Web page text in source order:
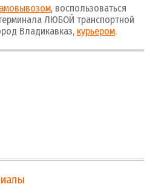
, воспользоваться
ЛЮБОЙ транспортной
Владикавказ, курьером.